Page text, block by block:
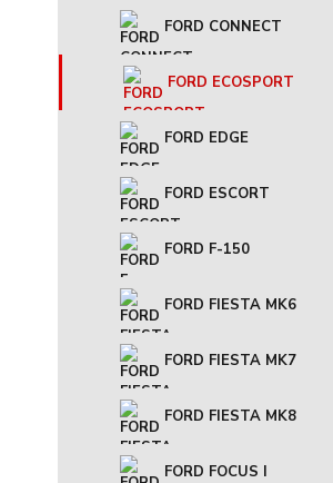
FORD CONNECT
FORD ECOSPORT
FORD EDGE
FORD ESCORT
FORD F-150
FORD FIESTA MK6
FORD FIESTA MK7
FORD FIESTA MK8
FORD FOCUS I